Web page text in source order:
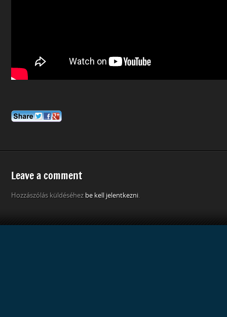
Leave a comment
Hozzászólás küldéséhez be kell jelentkezni.